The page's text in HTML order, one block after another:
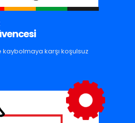
kaybolmaya karşı koşulsuz